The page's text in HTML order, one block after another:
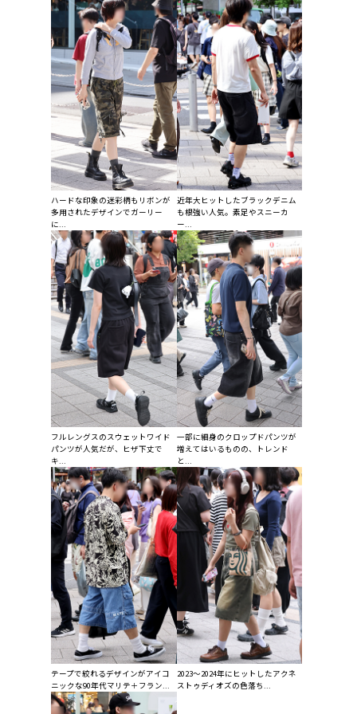
ハードな印象の迷彩柄もリボンが
多用されたデザインでガーリー
に...
近年大ヒットしたブラックデニム
も根強い人気。素足やスニーカ
ー...
フルレングスのスウェットワイド
パンツが人気だが、ヒザ下丈で
キ...
一部に細身のクロップドパンツが
増えてはいるものの、トレンド
と...
テープで絞れるデザインがアイコ
ニックな90年代マリテ＋フラン...
2023～2024年にヒットしたアクネ
ストゥディオズの色落ち...